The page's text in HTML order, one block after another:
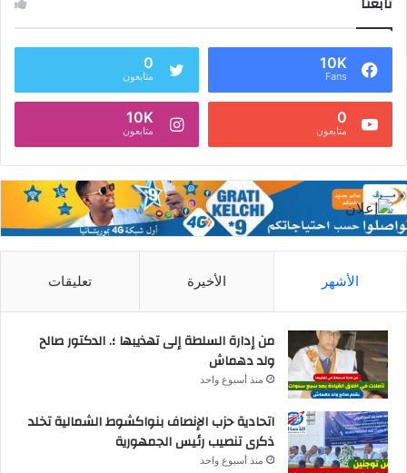
10K
Fans
0
متابعون
0
متابعون
10K
متابعون
الأشهر الأخيرة تعليقات
من إدارة السلطة إلى تهذيبها ؛. الدكتور صالح
ولد دهماش
منذ أسبوع واحد
اتحادية حزب الإنصاف بنواكشوط الشمالية تخلد
ذكرى تنصيب رئيس الجمهورية
منذ أسبوع واحد